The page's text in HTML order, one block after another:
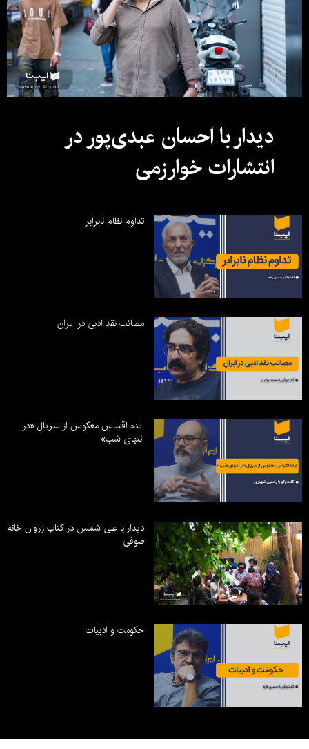
دیدار با احسان عبدی‌پور در
انتشارات خوارزمی
تداوم نظام نابرابر
مصائب نقد ادبی در ایران
ایده اقتباس معکوس از سریال «در
انتهای شب»
دیدار با علی شمس در کتاب زروان خانه
صوفی
حکومت و ادبیات